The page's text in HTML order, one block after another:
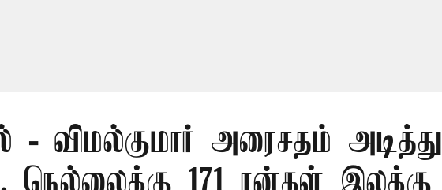
- விமல்குமார் அரைசதம் அடித்து